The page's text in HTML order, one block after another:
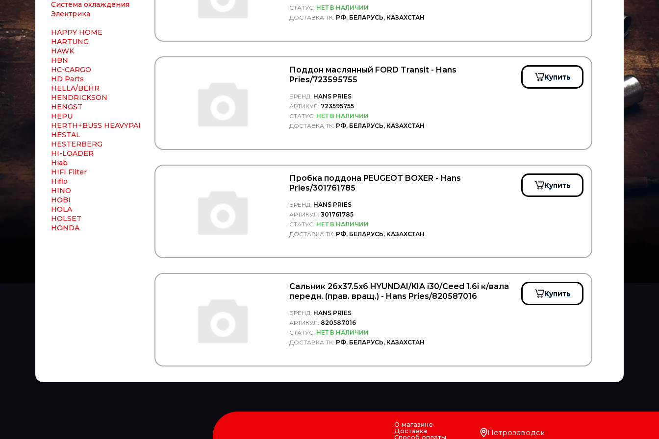
Система охлаждения
Электрика
HAPPY HOME
HARTUNG
HAWK
HBN
HC-CARGO
HD Parts
HELLA/BEHR
HENDRICKSON
HENGST
HEPU
HERTH+BUSS HEAVYPART
HESTAL
HESTERBERG
HI-LOADER
Hiab
HIFI Filter
Hiflo
HINO
HOBI
HOLA
HOLSET
HONDA
СТАТУС: НЕТ В НАЛИЧИИ
ДОСТАВКА ТК: РФ, БЕЛАРУСЬ, КАЗАХСТАН
Поддон маслянный FORD Transit - Hans
Pries/723595755
БРЕНД: HANS PRIES
АРТИКУЛ: 723595755
СТАТУС: НЕТ В НАЛИЧИИ
ДОСТАВКА ТК: РФ, БЕЛАРУСЬ, КАЗАХСТАН
Купить
Пробка поддона PEUGEOT BOXER - Hans
Pries/301761785
БРЕНД: HANS PRIES
АРТИКУЛ:301761785
СТАТУС: НЕТ В НАЛИЧИИ
ДОСТАВКА ТК: РФ, БЕЛАРУСЬ, КАЗАХСТАН
Купить
Сальник 26х37.5х6 HYUNDAI/KIA i30/Ceed 1.6i к/вала
передн. (прав. вращ.) - Hans Pries/820587016
БРЕНД: HANS PRIES
АРТИКУЛ: 820587016
СТАТУС: НЕТ В НАЛИЧИИ
ДОСТАВКА ТК: РФ, БЕЛАРУСЬ, КАЗАХСТАН
Купить
О магазине
Доставка
Способ оплаты
Петрозаводск